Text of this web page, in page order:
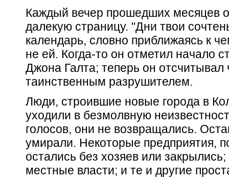
Каждый вечер прошедших месяцев
далекую страницу. "Дни твои
календарь, словно приближаясь к
не ей. Когда-то он отметил начало
Джона Галта; теперь он
таинственным разрушителем.
Люди, строившие новые города в
уходили в безмолвную
голосов, они не возвращались.
умирали. Некоторые предприятия,
остались без хозяев или
местные власти; и те и другие